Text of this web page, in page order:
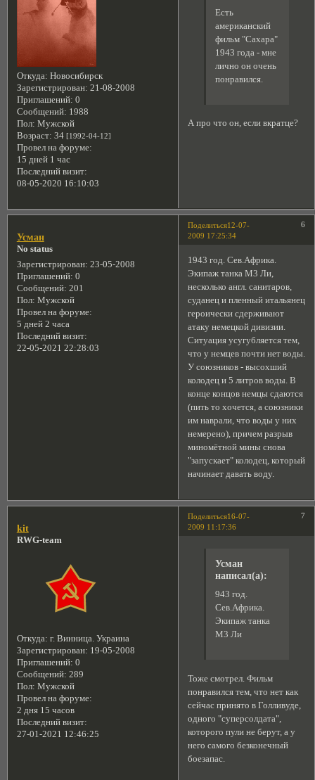
Откуда: Новосибирск
Зарегистрирован: 21-08-2008
Приглашений: 0
Сообщений: 1988
Пол: Мужской
Возраст: 34 [1992-04-12]
Провел на форуме:
15 дней 1 час
Последний визит:
08-05-2020 16:10:03
Есть
американский
фильм "Сахара"
1943 года - мне
лично он очень
понравился.
А про что он, если вкратце?
Поделиться 6
12-07-
2009 17:25:34
Усман
No status
Зарегистрирован: 23-05-2008
Приглашений: 0
Сообщений: 201
Пол: Мужской
Провел на форуме:
5 дней 2 часа
Последний визит:
22-05-2021 22:28:03
1943 год. Сев.Африка.
Экипаж танка М3 Ли,
несколько англ. санитаров,
суданец и пленный итальянец
героически сдерживают
атаку немецкой дивизии.
Ситуация усугубляется тем,
что у немцев почти нет воды.
У союзников - высохший
колодец и 5 литров воды. В
конце концов немцы сдаются
(пить то хочется, а союзники
им наврали, что воды у них
немерено), причем разрыв
миномётной мины снова
"запускает" колодец, который
начинает давать воду.
Поделиться 7
16-07-
2009 11:17:36
kit
RWG-team
Откуда: г. Винница. Украина
Зарегистрирован: 19-05-2008
Приглашений: 0
Сообщений: 289
Пол: Мужской
Провел на форуме:
2 дня 15 часов
Последний визит:
27-01-2021 12:46:25
Усман
написал(а):
943 год.
Сев.Африка.
Экипаж танка
М3 Ли
Тоже смотрел. Фильм
понравился тем, что нет как
сейчас принято в Голливуде,
одного "суперсолдата",
которого пули не берут, а у
него самого безконечный
боезапас.